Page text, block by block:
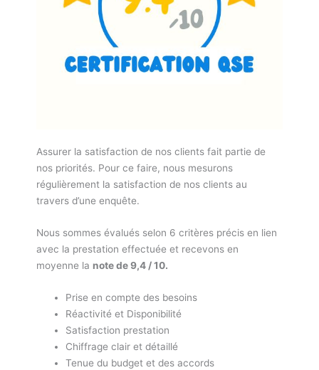
Assurer la satisfaction de nos clients fait partie de
nos priorités. Pour ce faire, nous mesurons
régulièrement la satisfaction de nos clients au
travers d’une enquête.
Nous sommes évalués selon 6 critères précis en lien
avec la prestation effectuée et recevons en
moyenne la note de 9,4 / 10.
Prise en compte des besoins
Réactivité et Disponibilité
Satisfaction prestation
Chiffrage clair et détaillé
Tenue du budget et des accords